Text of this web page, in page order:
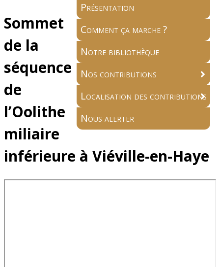
Présentation
Comment ça marche ?
Notre bibliothèque
Nos contributions
Localisation des contributions
Nous alerter
Sommet
de la
séquence
de
l’Oolithe
miliaire
inférieure à Viéville-en-Haye